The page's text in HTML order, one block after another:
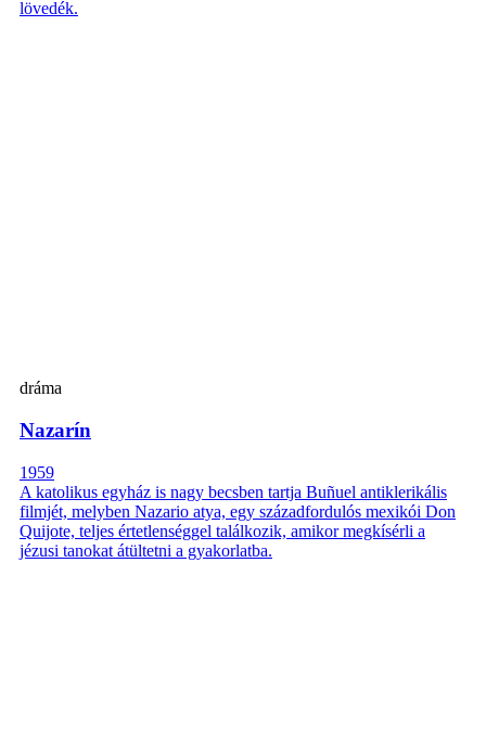
lövedék.
dráma
Nazarín
1959
A katolikus egyház is nagy becsben tartja Buñuel antiklerikális
filmjét, melyben Nazario atya, egy századfordulós mexikói Don
Quijote, teljes értetlenséggel találkozik, amikor megkísérli a
jézusi tanokat átültetni a gyakorlatba.